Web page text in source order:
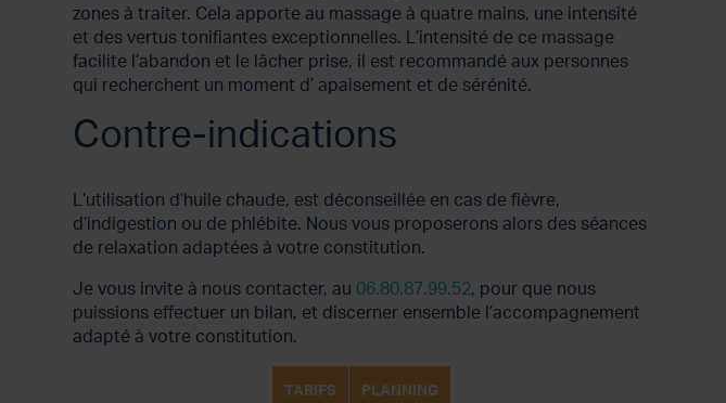
zones à traiter. Cela apporte au massage à quatre mains, une intensité
et des vertus tonifiantes exceptionnelles. L’intensité de ce massage
facilite l’abandon et le lâcher prise, il est recommandé aux personnes
qui recherchent un moment d’ apaisement et de sérénité.
Contre-indications
L’utilisation d’huile chaude, est déconseillée en cas de fièvre,
d’indigestion ou de phlébite. Nous vous proposerons alors des séances
de relaxation adaptées à votre constitution.
Je vous invite à nous contacter, au 06.80.87.99.52, pour que nous
puissions effectuer un bilan, et discerner ensemble l’accompagnement
adapté à votre constitution.
TARIFS PLANNING